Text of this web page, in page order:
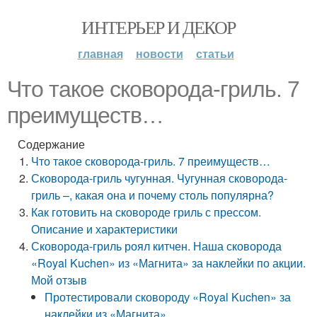
ИНТЕРЬЕР И ДЕКОР
главная новости статьи
Что такое сковорода-гриль. 7
преимуществ…
Содержание
Что такое сковорода-гриль. 7 преимуществ…
Сковорода-гриль чугунная. Чугунная сковорода-
гриль –, какая она и почему столь популярна?
Как готовить на сковороде гриль с прессом.
Описание и характеристики
Сковорода-гриль роял китчен. Наша сковорода
«Royal Kuchen» из «Магнита» за наклейки по акции.
Мой отзыв
Протестировали сковороду «Royal Kuchen» за